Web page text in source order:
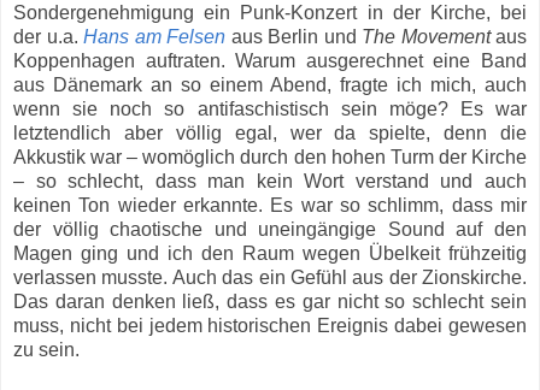
Sondergenehmigung ein Punk-Konzert in der Kirche, bei
der u.a. Hans am Felsen aus Berlin und The Movementaus
Koppenhagen auftraten. Warum ausgerechnet eine Band
aus Dänemark an so einem Abend, fragte ich mich, auch
wenn sie noch so antifaschistisch sein möge? Es war
letztendlich aber völlig egal, wer da spielte, denn die
Akkustik war – womöglich durch den hohen Turm der Kirche
– so schlecht, dass man kein Wort verstand und auch
keinen Ton wieder erkannte. Es war so schlimm, dass mir
der völlig chaotische und uneingängige Sound auf den
Magen ging und ich den Raum wegen Übelkeit frühzeitig
verlassen musste. Auch das ein Gefühl aus der Zionskirche.
Das daran denken ließ, dass es gar nicht so schlecht sein
muss, nicht bei jedem historischen Ereignis dabei gewesen
zu sein.